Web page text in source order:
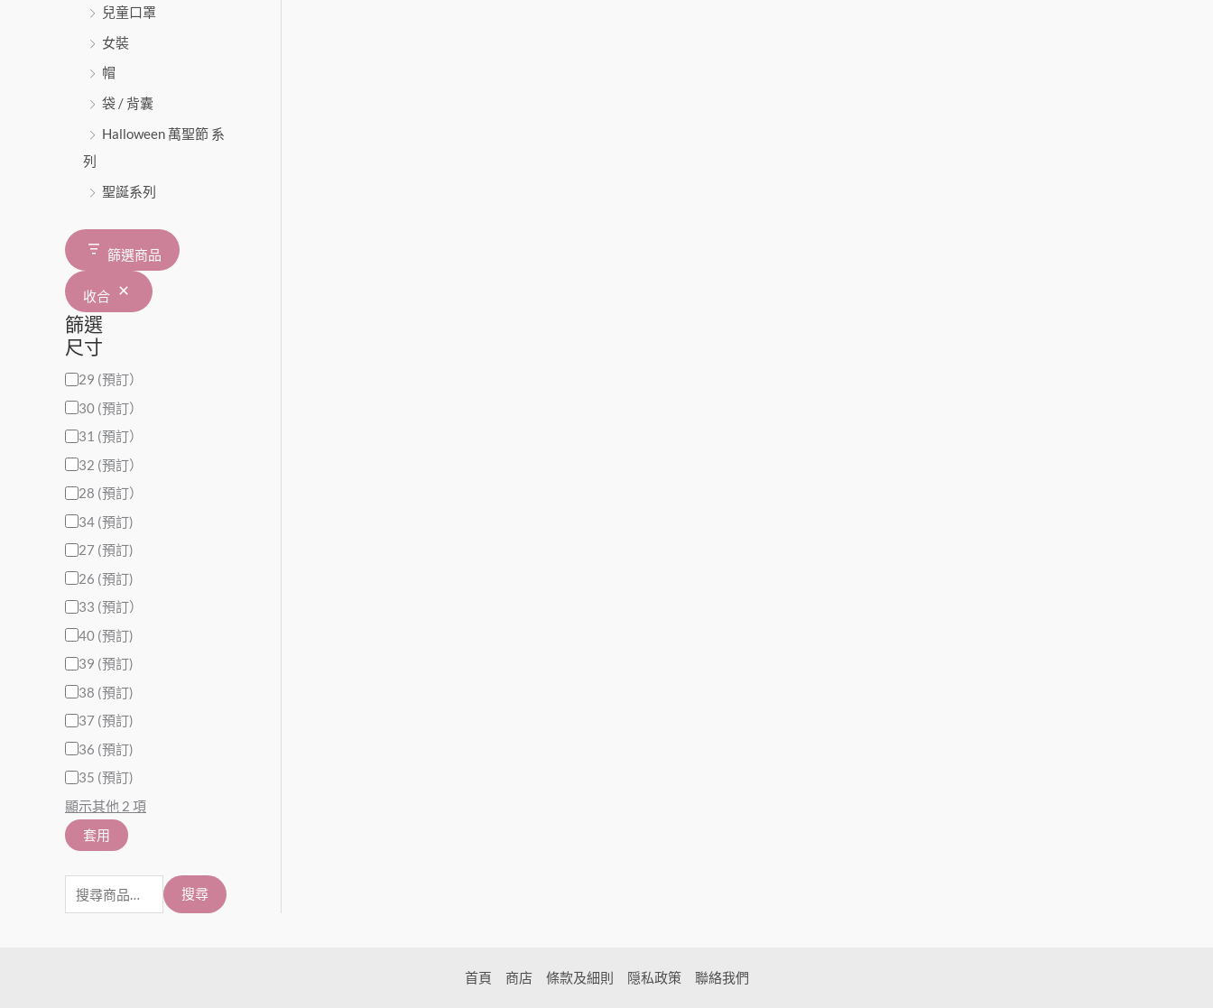
兒童口罩
女裝
帽
袋 / 背囊
Halloween 萬聖節 系
列
聖誕系列
篩選商品
收合
篩選
尺寸
29 (預訂）
30 (預訂）
31 (預訂）
32 (預訂）
28 (預訂）
34 (預訂)
27 (預訂)
26 (預訂)
33 (預訂）
40 (預訂)
39 (預訂)
38 (預訂)
37 (預訂)
36 (預訂)
35 (預訂)
顯示其他 2 項
套用
搜尋
首頁 商店 條款及細則 隠私政策 聯絡我們